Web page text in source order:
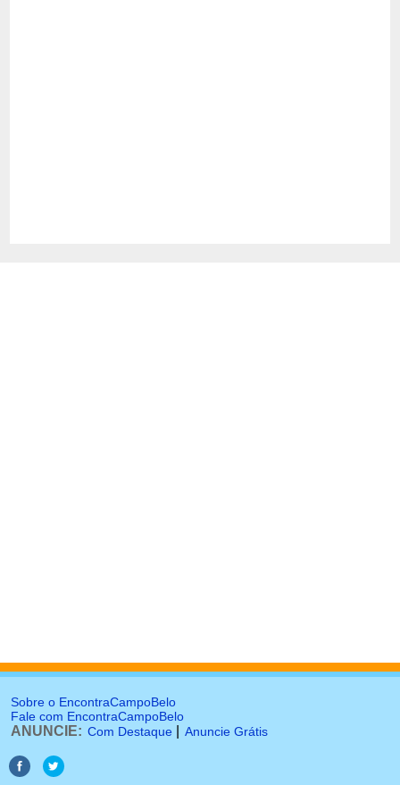
Sobre o EncontraCampoBelo
Fale com EncontraCampoBelo
ANUNCIE: Com Destaque Anuncie Grátis